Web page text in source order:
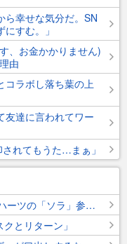
ら幸せな気分だ。SN
すむ。」
、お金かかりません)
由
コラボし落ち葉の上
友達に言われてワー
れてもうた…まぁ」
【人気記事】スマブラSPにキングダムハーツの「ソラ」参戦決定！！！！！
とリターン」